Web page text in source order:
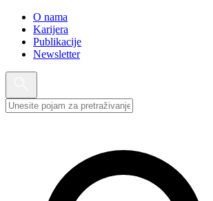
O nama
Karijera
Publikacije
Newsletter